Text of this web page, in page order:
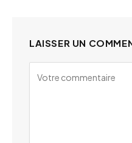
LAISSER UN